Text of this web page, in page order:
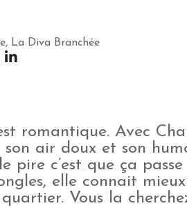
La Diva Branchée
romantique. Avec
son air doux et son
pire c’est que ça passe
elle connait
Vous la